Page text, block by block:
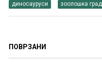
диносауруси зоолошка
ПОВРЗАНИ